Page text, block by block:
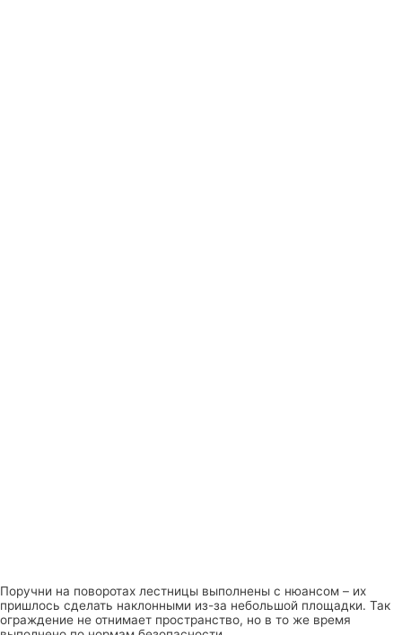
Поручни на поворотах лестницы выполнены с нюансом – их
пришлось сделать наклонными из-за небольшой площадки. Так
ограждение не отнимает пространство, но в то же время